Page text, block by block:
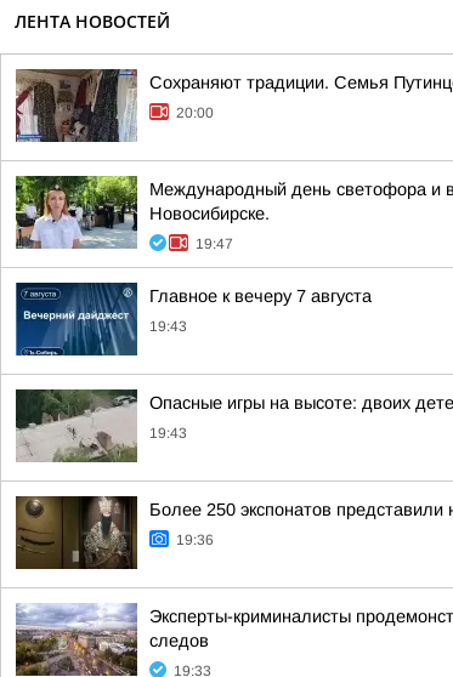
ЛЕНТА НОВОСТЕЙ
Сохраняют традиции. Семья
20:00
Международный день светофора и
Новосибирске.
19:47
Главное к вечеру 7 августа
19:43
Опасные игры на высоте: двоих
19:43
Более 250 экспонатов
19:36
Эксперты-криминалисты
следов
19:33